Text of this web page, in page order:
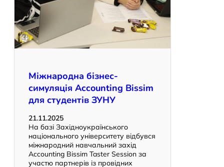
Міжнародна бізнес-
симуляція Accounting Bissim
для студентів ЗУНУ
21.11.2025
На базі Західноукраїнського
національного університету відбувся
міжнародний навчальний захід
Accounting Bissim Taster Session за
участю партнерів із провідних